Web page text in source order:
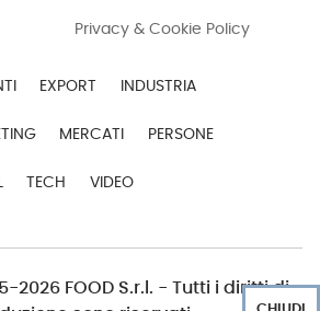
Privacy & Cookie Policy
EXPORT INDUSTRIA
MERCATI PERSONE
TECH VIDEO
2026 FOOD S.r.l. - Tutti i diritti di